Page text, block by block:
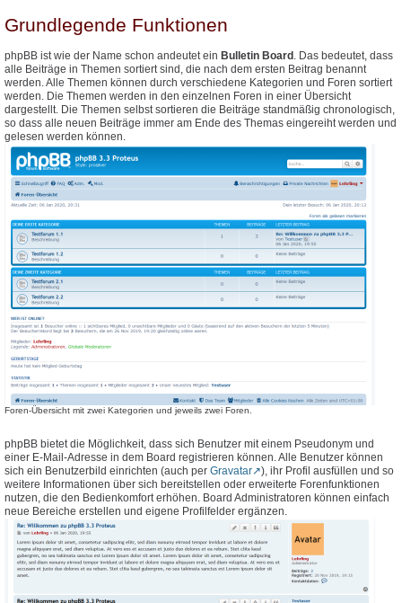
Grundlegende Funktionen
phpBB ist wie der Name schon andeutet ein Bulletin Board . Das bedeutet, dass
alle Beiträge in Themen sortiert sind, die nach dem ersten Beitrag benannt
werden. Alle Themen können durch verschiedene Kategorien und Foren sortiert
werden. Die Themen werden in den einzelnen Foren in einer Übersicht
dargestellt. Die Themen selbst sortieren die Beiträge standmäßig chronologisch,
so dass alle neuen Beiträge immer am Ende des Themas eingereiht werden und
gelesen werden können.
Foren-Übersicht mit zwei Kategorien und jeweils zwei Foren.
phpBB bietet die Möglichkeit, dass sich Benutzer mit einem Pseudonym und
einer E-Mail-Adresse in dem Board registrieren können. Alle Benutzer können
sich ein Benutzerbild einrichten (auch per Gravatar
), ihr Profil ausfüllen und so
weitere Informationen über sich bereitstellen oder erweiterte Forenfunktionen
nutzen, die den Bedienkomfort erhöhen. Board Administratoren können einfach
neue Bereiche erstellen und eigene Profilfelder ergänzen.